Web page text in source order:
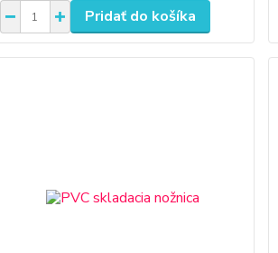
Pridať do košíka